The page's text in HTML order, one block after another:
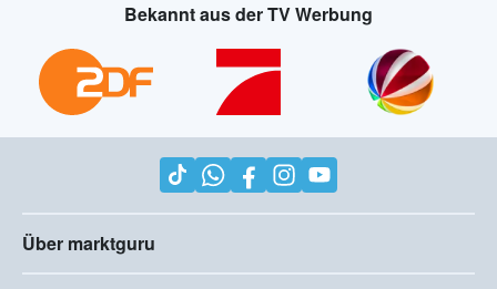
Bekannt aus der TV Werbung
Über marktguru